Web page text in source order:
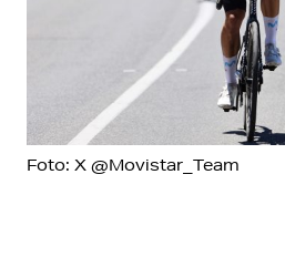
Foto: X @Movistar_Team